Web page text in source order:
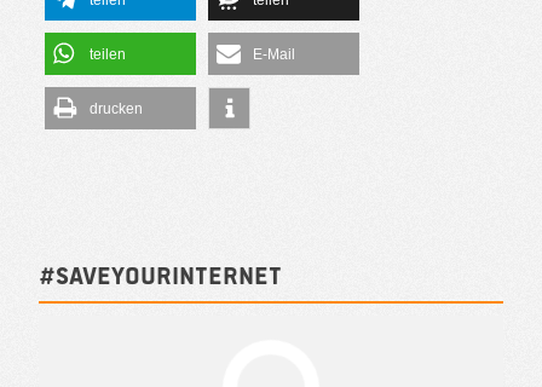
teilen E-Mail
drucken
#SAVEYOURINTERNET